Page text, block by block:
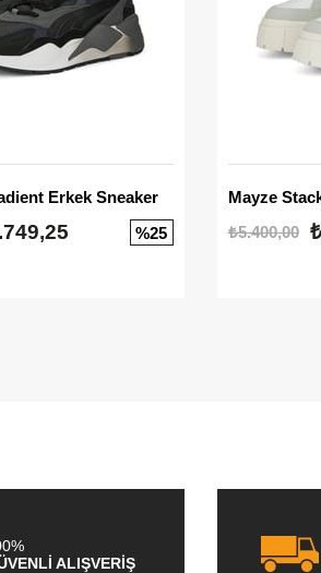
Erkek Sneaker
%25
₺5.400,00
ALIŞVERİŞ